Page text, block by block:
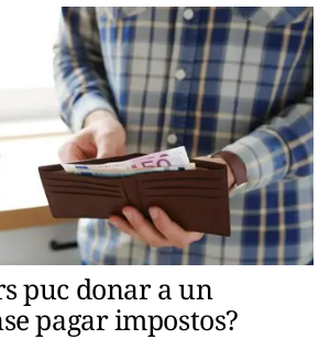
puc donar a un
pagar impostos?